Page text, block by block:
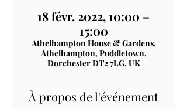
18 févr. 2022, 10:00 –
15:00
Athelhampton House & Gardens,
Athelhampton, Puddletown,
Dorchester DT2 7LG, UK
À propos de l'événement